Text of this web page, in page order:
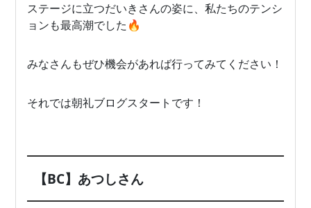
ステージに立つだいきさんの姿に、私たちのテンシ
ョンも最高潮でした🔥
みなさんもぜひ機会があれば行ってみてください！
それでは朝礼ブログスタートです！
【BC】あつしさん